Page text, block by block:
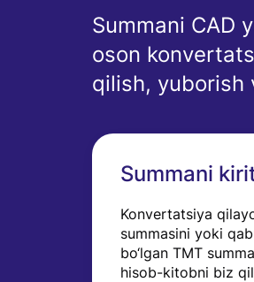
Summani CAD
oson
qilish, yuborish
Summani
Konvertatsiya
summasini yoki
bo‘lgan TMT
hisob-kitobni biz